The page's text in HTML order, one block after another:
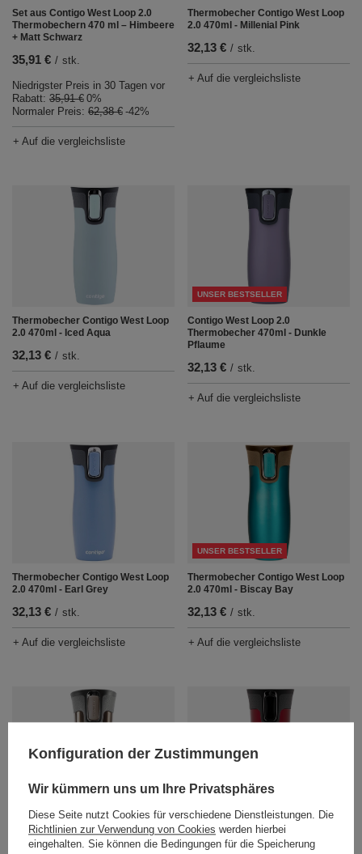
Set aus Contigo West Loop 2.0
Thermobechern 470 ml – Himbeere
+ Matt Schwarz
35,91 € / stk.
Niedrigster Preis in 30 Tagen vor
Rabatt: 35,91 € 0%
Normaler Preis: 62,38 € -42%
+ Auf die vergleichsliste
Thermobecher Contigo West Loop
2.0 470ml - Millenial Pink
32,13 € / stk.
+ Auf die vergleichsliste
Thermobecher Contigo West Loop
2.0 470ml - Iced Aqua
32,13 € / stk.
+ Auf die vergleichsliste
UNSER BESTSELLER
Contigo West Loop 2.0
Thermobecher 470ml - Dunkle
Pflaume
32,13 € / stk.
+ Auf die vergleichsliste
Thermobecher Contigo West Loop
2.0 470ml - Earl Grey
32,13 € / stk.
+ Auf die vergleichsliste
UNSER BESTSELLER
Thermobecher Contigo West Loop
2.0 470ml - Biscay Bay
32,13 € / stk.
+ Auf die vergleichsliste
UNSER BESTSELLER
Thermobecher Contigo West Loop
2.0 470ml - Latte
Thermobecher Contigo West Loop
2.0 470ml - Rot
Konfiguration der Zustimmungen
Wir kümmern uns um Ihre Privatsphäres
Diese Seite nutzt Cookies für verschiedene Dienstleistungen. Die
Richtlinien zur Verwendung von Cookies werden hierbei
eingehalten. Sie können die Bedingungen für die Speicherung